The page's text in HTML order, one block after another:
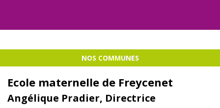
NOS COMMUNES
Ecole maternelle de Freycenet
Angélique Pradier, Directrice